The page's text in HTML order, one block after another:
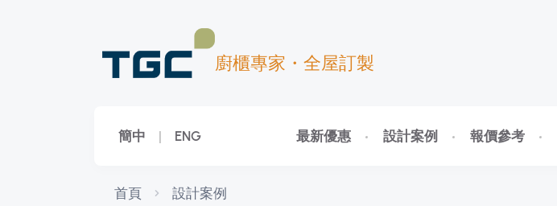
廚櫃專家・全屋訂製
簡中 | ENG 最新優惠 設計案例 報價參考
首頁 設計案例